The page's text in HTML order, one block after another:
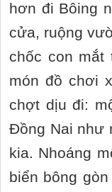
hơn đi Bôing
cửa, ruộng
chốc con
món đồ chơi
chợt dịu đi:
Đồng Nai như
kia. Nhoáng
biển bông